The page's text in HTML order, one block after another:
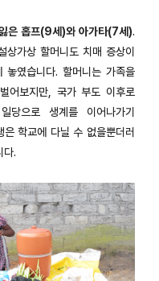
은 홉프(9세)와 아가타(7세).
상가상 할머니도 치매 증상이
였습니다. 할머니는 가족을
어보지만, 국가 부도 이후로
으로 생계를 이어나가기
학교에 다닐 수 없을뿐더러
다.